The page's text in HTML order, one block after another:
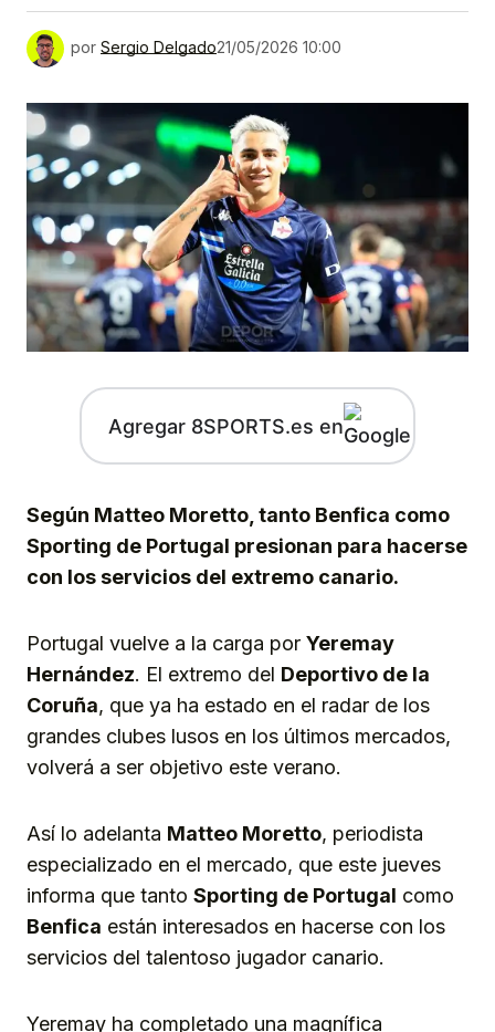
por Sergio Delgado21/05/2026 10:00
Agregar 8SPORTS.es en
Según Matteo Moretto, tanto Benfica como
Sporting de Portugal presionan para hacerse
con los servicios del extremo canario.
Portugal vuelve a la carga por Yeremay
Hernández. El extremo del Deportivo de la
Coruña, que ya ha estado en el radar de los
grandes clubes lusos en los últimos mercados,
volverá a ser objetivo este verano.
Así lo adelanta Matteo Moretto, periodista
especializado en el mercado, que este jueves
informa que tanto Sporting de Portugal como
Benfica están interesados en hacerse con los
servicios del talentoso jugador canario.
Yeremay ha completado una magnífica